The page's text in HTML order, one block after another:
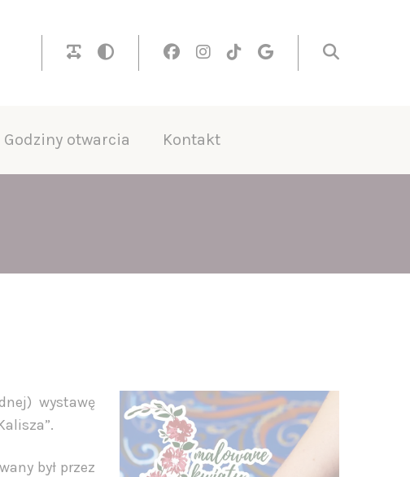
Godziny otwarcia Kontakt
wystawę
był przez